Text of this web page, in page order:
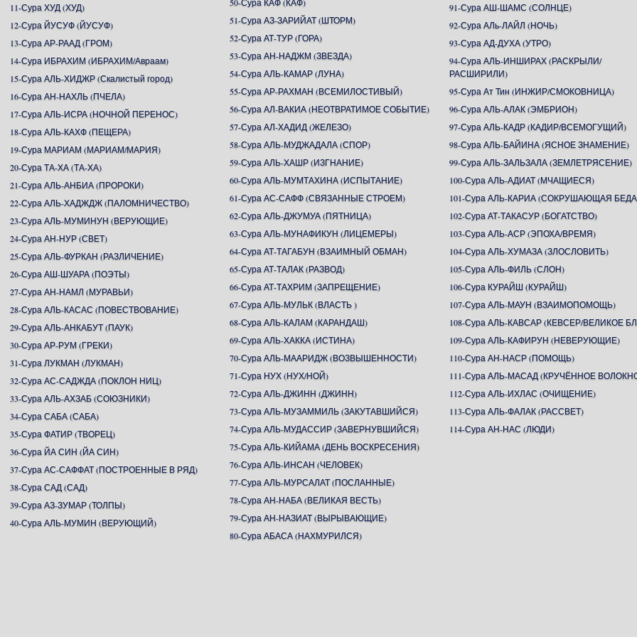
11-Сура ХУД (ХУД)
12-Сура ЙУСУФ (ЙУСУФ)
13-Сура АР-РААД (ГРОМ)
14-Сура ИБРАХИМ (ИБРАХИМ/Авраам)
15-Сура АЛЬ-ХИДЖР (Скалистый город)
16-Сура АН-НАХЛЬ (ПЧЕЛА)
17-Сура АЛЬ-ИСРА (НОЧНОЙ ПЕРЕНОС)
18-Сура АЛЬ-КАХФ (ПЕЩЕРА)
19-Сура МАРИАМ (МАРИАМ/МАРИЯ)
20-Сура ТА-ХА (ТА-ХА)
21-Сура АЛЬ-АНБИА (ПРОРОКИ)
22-Сура АЛЬ-ХАДЖДЖ (ПАЛОМНИЧЕСТВО)
23-Сура АЛЬ-МУМИНУН (ВЕРУЮЩИЕ)
24-Сура АН-НУР (СВЕТ)
25-Сура АЛЬ-ФУРКАН (РАЗЛИЧЕНИЕ)
26-Сура АШ-ШУАРА (ПОЭТЫ)
27-Сура АН-НАМЛ (МУРАВЬИ)
28-Сура АЛЬ-КАСАС (ПОВЕСТВОВАНИЕ)
29-Сура АЛЬ-АНКАБУТ (ПАУК)
30-Сура АР-РУМ (ГРЕКИ)
31-Сура ЛУКМАН (ЛУКМАН)
32-Сура АС-САДЖДА (ПОКЛОН НИЦ)
33-Сура АЛЬ-АХЗАБ (СОЮЗНИКИ)
34-Сура САБА (САБА)
35-Сура ФАТИР (ТВОРЕЦ)
36-Сура ЙА СИН (ЙА СИН)
37-Сура АС-САФФАТ (ПОСТРОЕННЫЕ В РЯД)
38-Сура САД (САД)
39-Сура АЗ-ЗУМАР (ТОЛПЫ)
40-Сура АЛЬ-МУМИН (ВЕРУЮЩИЙ)
51-Сура АЗ-ЗАРИЙАТ (ШТОРМ)
52-Сура АТ-ТУР (ГОРА)
53-Сура АН-НАДЖМ (ЗВЕЗДА)
54-Сура АЛЬ-КАМАР (ЛУНА)
55-Сура АР-РАХМАН (ВСЕМИЛОСТИВЫЙ)
56-Сура АЛ-ВАКИА (НЕОТВРАТИМОЕ СОБЫТИЕ)
57-Сура АЛ-ХАДИД (ЖЕЛЕЗО)
58-Сура АЛЬ-МУДЖАДАЛА (СПОР)
59-Сура АЛЬ-ХАШР (ИЗГНАНИЕ)
60-Сура АЛЬ-МУМТАХИНА (ИСПЫТАНИЕ)
61-Сура АС-САФФ (СВЯЗАННЫЕ СТРОЕМ)
62-Сура АЛЬ-ДЖУМУА (ПЯТНИЦА)
63-Сура АЛЬ-МУНАФИКУН (ЛИЦЕМЕРЫ)
64-Сура АТ-ТАГАБУН (ВЗАИМНЫЙ ОБМАН)
65-Сура АТ-ТАЛАК (РАЗВОД)
66-Сура АТ-ТАХРИМ (ЗАПРЕЩЕНИЕ)
67-Сура АЛЬ-МУЛЬК (ВЛАСТЬ )
68-Сура АЛЬ-КАЛАМ (КАРАНДАШ)
69-Сура АЛЬ-ХАККА (ИСТИНА)
70-Сура АЛЬ-МААРИДЖ (ВОЗВЫШЕННОСТИ)
71-Сура НУХ (НУХ/НОЙ)
72-Сура АЛЬ-ДЖИНН (ДЖИНН)
73-Сура АЛЬ-МУЗАММИЛЬ (ЗАКУТАВШИЙСЯ)
74-Сура АЛЬ-МУДАССИР (ЗАВЕРНУВШИЙСЯ)
75-Сура АЛЬ-КИЙАМА (ДЕНЬ ВОСКРЕСЕНИЯ)
76-Сура АЛЬ-ИНСАН (ЧЕЛОВЕК)
77-Сура АЛЬ-МУРСАЛАТ (ПОСЛАННЫЕ)
78-Сура АН-НАБА (ВЕЛИКАЯ ВЕСТЬ)
79-Сура АН-НАЗИАТ (ВЫРЫВАЮЩИЕ)
80-Сура АБАСА (НАХМУРИЛСЯ)
91-Сура АШ-ШАМС (СОЛНЦЕ)
92-Сура АЛь-ЛАЙЛ (НОЧЬ)
93-Сура АД-ДУХА (УТРО)
94-Сура АЛЬ-ИНШИРАХ (РАСКРЫЛИ/
РАСШИРИЛИ)
95-Сура Ат Тин (ИНЖИР/СМОКОВНИЦА)
96-Сура АЛЬ-АЛАК (ЭМБРИОН)
97-Сура АЛЬ-КАДР (КАДИР/ВСЕМОГУЩИЙ)
98-Сура АЛЬ-БАЙИНА (ЯСНОЕ ЗНАМЕНИЕ)
99-Сура АЛЬ-ЗАЛЬЗАЛА (ЗЕМЛЕТРЯСЕНИЕ)
100-Сура АЛЬ-АДИАТ (МЧАЩИЕСЯ)
101-Сура АЛЬ-КАРИА (СОКРУШАЮЩАЯ
102-Сура АТ-ТАКАСУР (БОГАТСТВО)
103-Сура АЛЬ-АСР (ЭПОХА/ВРЕМЯ)
104-Сура АЛЬ-ХУМАЗА (ЗЛОСЛОВИТЬ)
105-Сура АЛЬ-ФИЛЬ (СЛОН)
106-Сура КУРАЙШ (КУРАЙШ)
107-Сура АЛЬ-МАУН (ВЗАИМОПОМОЩЬ)
108-Сура АЛЬ-КАВСАР (КЕВСЕР/ВЕЛИКОЕ
109-Сура АЛЬ-КАФИРУН (НЕВЕРУЮЩИЕ)
110-Сура АН-НАСР (ПОМОЩЬ)
111-Сура АЛЬ-МАСАД (КРУЧЁННОЕ
112-Сура АЛЬ-ИХЛАС (ОЧИЩЕНИЕ)
113-Сура АЛЬ-ФАЛАК (РАССВЕТ)
114-Сура АН-НАС (ЛЮДИ)